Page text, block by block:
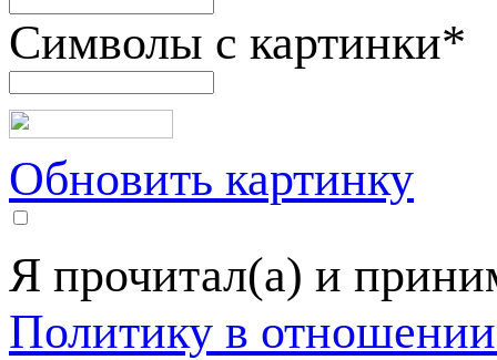
Символы с картинки*
Обновить картинку
Я прочитал(а) и
Политику в